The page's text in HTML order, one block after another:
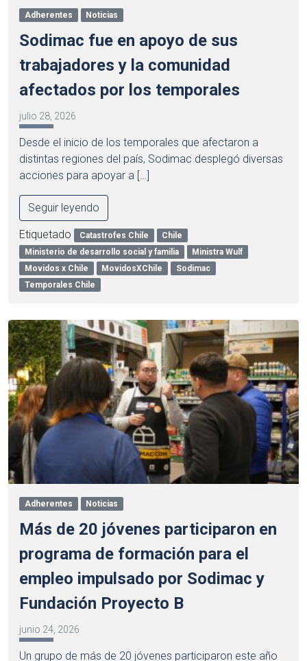
Adherentes Noticias
Sodimac fue en apoyo de sus
trabajadores y la comunidad
afectados por los temporales
julio 28, 2026
Desde el inicio de los temporales que afectaron a
distintas regiones del país, Sodimac desplegó diversas
acciones para apoyar a […]
Seguir leyendo
Etiquetado Catastrofes Chile
Chile
Ministerio de desarrollo social y familia
Ministra Wulf
Movidos x Chile
MovidosXChile
Sodimac
Temporales Chile
Adherentes Noticias
Más de 20 jóvenes participaron en
programa de formación para el
empleo impulsado por Sodimac y
Fundación Proyecto B
junio 24, 2026
Un grupo de más de 20 jóvenes participaron este año